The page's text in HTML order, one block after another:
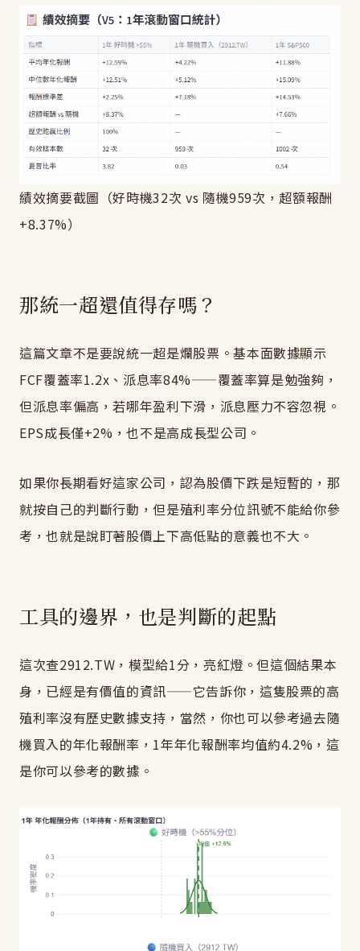
績效摘要截圖（好時機32次 vs 隨機959次，超額報酬
+8.37%）
那統一超還值得存嗎？
這篇文章不是要說統一超是爛股票。基本面數據顯示
FCF覆蓋率1.2x、派息率84%——覆蓋率算是勉強夠，
但派息率偏高，若哪年盈利下滑，派息壓力不容忽視。
EPS成長僅+2%，也不是高成長型公司。
如果你長期看好這家公司，認為股價下跌是短暫的，那
就按自己的判斷行動，但是殖利率分位訊號不能給你參
考，也就是說盯著股價上下高低點的意義也不大。
工具的邊界，也是判斷的起點
這次查2912.TW，模型給1分，亮紅燈。但這個結果本
身，已經是有價值的資訊——它告訴你，這隻股票的高
殖利率沒有歷史數據支持，當然，你也可以參考過去隨
機買入的年化報酬率，1年年化報酬率均值約4.2%，這
是你可以參考的數據。